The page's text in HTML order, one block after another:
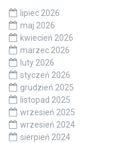
lipiec 2026
maj 2026
kwiecień 2026
marzec 2026
luty 2026
styczeń 2026
grudzień 2025
listopad 2025
wrzesień 2025
wrzesień 2024
sierpień 2024